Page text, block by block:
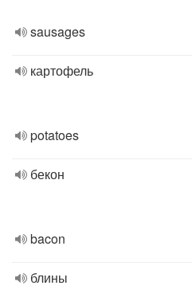
sausages
картофель
potatoes
бекон
bacon
блины